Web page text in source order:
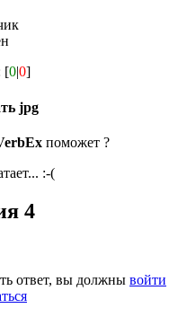
[0|0]
jpg
поможет ?
:-(
4
ответ, вы должны войти